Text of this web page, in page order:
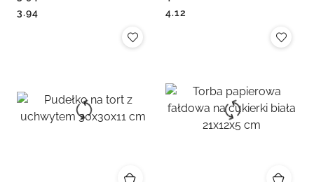
Cena:
Cena:
3.94 Cena:
Cena:
4.12